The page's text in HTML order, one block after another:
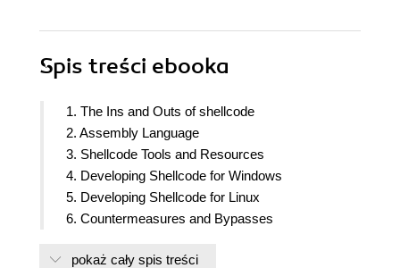
Spis treści ebooka
1. The Ins and Outs of shellcode
2. Assembly Language
3. Shellcode Tools and Resources
4. Developing Shellcode for Windows
5. Developing Shellcode for Linux
6. Countermeasures and Bypasses
pokaż cały spis treści